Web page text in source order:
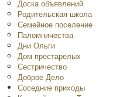
Доска объявлений
Родительская школа
Семейное поселение
Паломничества
Дни Ольги
Дом престарелых
Сестричество
Доброе Дело
Соседние приходы